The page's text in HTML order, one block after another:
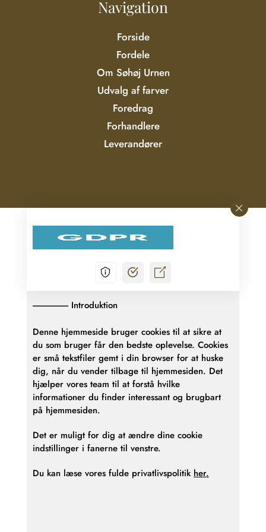
Navigation
Forside
Fordele
Om Søhøj Urnen
Udvalg af farver
Foredrag
Forhandlere
Leverandører
Introduktion
Denne hjemmeside bruger cookies til at sikre at
du som bruger får den bedste oplevelse. Cookies
er små tekstfiler gemt i din browser for at huske
dig, når du vender tilbage til hjemmesiden. Det
hjælper vores team til at forstå hvilke
informationer du finder interessant og brugbart
på hjemmesiden.
Det er muligt for dig at ændre dine cookie
indstillinger i fanerne til venstre.
Du kan læse vores fulde privatlivspolitik her.